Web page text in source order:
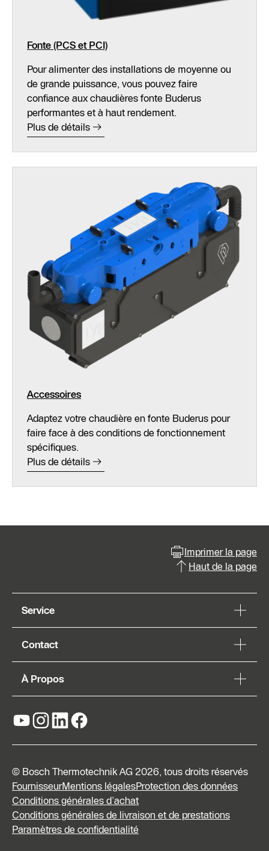
Fonte (PCS et PCI)
Pour alimenter des installations de moyenne ou
de grande puissance, vous pouvez faire
confiance aux chaudières fonte Buderus
performantes et à haut rendement.
Plus de détails
Accessoires
Adaptez votre chaudière en fonte Buderus pour
faire face à des conditions de fonctionnement
spécifiques.
Plus de détails
Imprimer la page
Haut de la page
Service
Contact
À Propos
© Bosch Thermotechnik AG 2026, tous droits réservés
FournisseurMentions légalesProtection des données
Conditions générales d’achat
Conditions générales de livraison et de prestations
Paramètres de confidentialité